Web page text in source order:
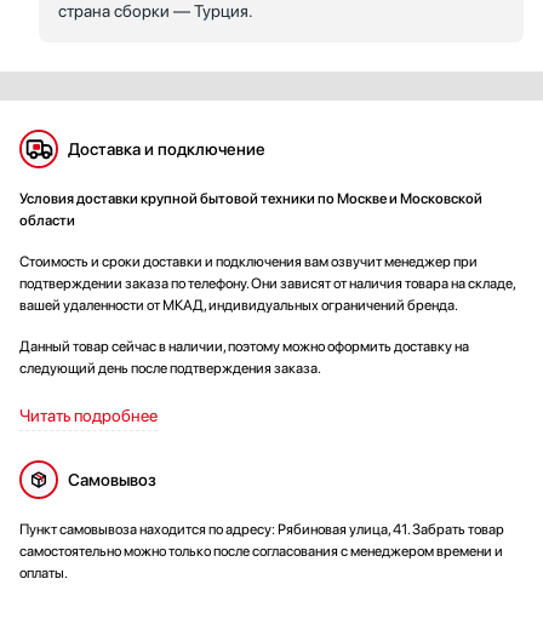
страна сборки — Турция.
Доставка и подключение
Условия доставки крупной бытовой техники по Москве и Московской
области
Стоимость и сроки доставки и подключения вам озвучит менеджер при
подтверждении заказа по телефону. Они зависят от наличия товара на складе,
вашей удаленности от МКАД, индивидуальных ограничений бренда.
Данный товар сейчас в наличии, поэтому можно оформить доставку на
следующий день после подтверждения заказа.
Читать подробнее
Самовывоз
Пункт самовывоза находится по адресу: Рябиновая улица, 41. Забрать товар
самостоятельно можно только после согласования с менеджером времени и
оплаты.